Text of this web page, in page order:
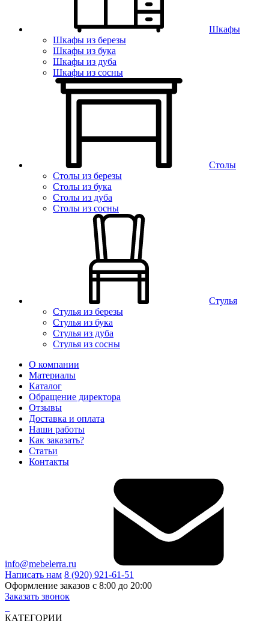
Шкафы
Шкафы из березы
Шкафы из бука
Шкафы из дуба
Шкафы из сосны
Столы
Столы из березы
Столы из бука
Столы из дуба
Столы из сосны
Стулья
Стулья из березы
Стулья из бука
Стулья из дуба
Стулья из сосны
О компании
Материалы
Каталог
Обращение директора
Отзывы
Доставка и оплата
Наши работы
Как заказать?
Статьи
Контакты
info@mebelerra.ru
Написать нам 8 (920) 921-61-51
Оформление заказов с 8:00 до 20:00
Заказать звонок
КАТЕГОРИИ